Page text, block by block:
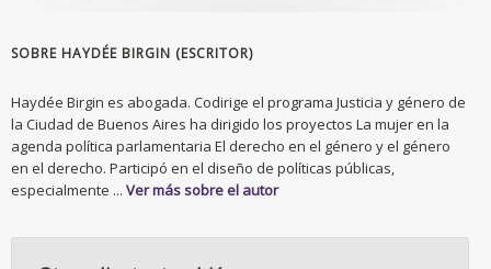
SOBRE HAYDÉE BIRGIN (ESCRITOR)
Haydée Birgin es abogada. Codirige el programa Justicia y género de
la Ciudad de Buenos Aires ha dirigido los proyectos La mujer en la
agenda política parlamentaria El derecho en el género y el género
en el derecho. Participó en el diseño de políticas públicas,
especialmente ... Ver más sobre el autor